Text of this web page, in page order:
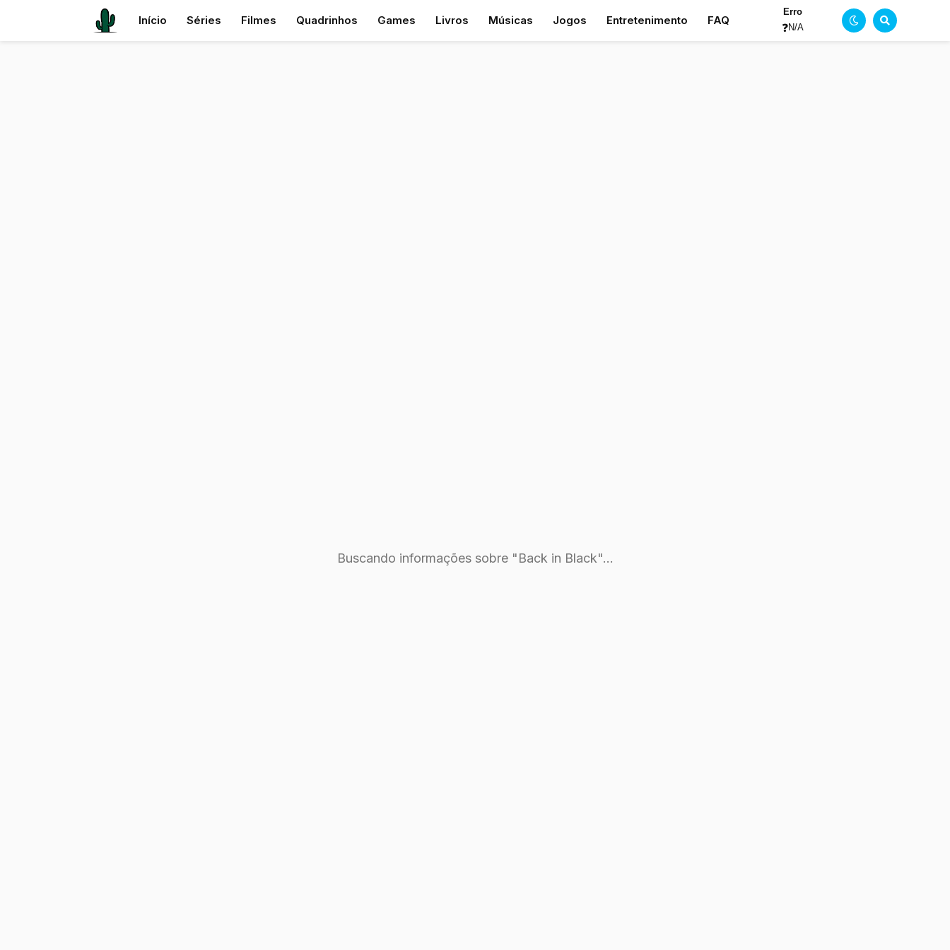
Início Séries Filmes Quadrinhos Games Livros Músicas Jogos Entretenimento FAQ
Erro
❓N/A
Buscando informações sobre "Back in Black"...